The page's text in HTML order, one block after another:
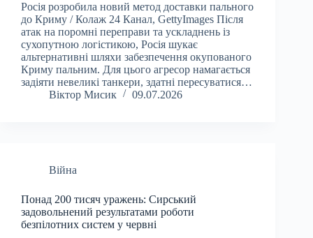
Росія розробила новий метод доставки пального
до Криму / Колаж 24 Канал, GettyImages Після
атак на поромні переправи та ускладнень із
сухопутною логістикою, Росія шукає
альтернативні шляхи забезпечення окупованого
Криму пальним. Для цього агресор намагається
задіяти невеликі танкери, здатні пересуватися…
Віктор Мисик
09.07.2026
Війна
Понад 200 тисяч уражень: Сирський
задовольнений результатами роботи
безпілотних систем у червні